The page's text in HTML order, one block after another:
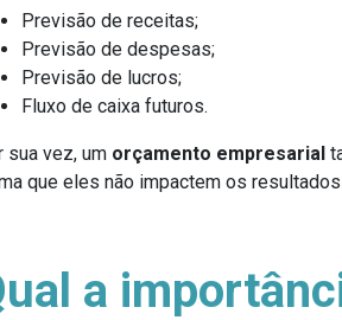
Previsão de receitas;
Previsão de despesas;
Previsão de lucros;
Fluxo de caixa futuros.
sua vez, um orçamento empresarial
que eles não impactem os
a